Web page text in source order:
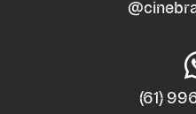
(61)